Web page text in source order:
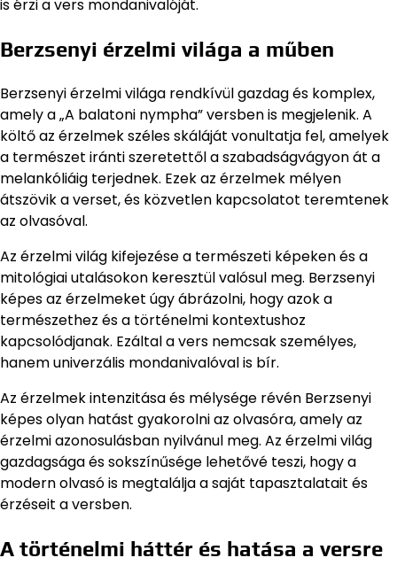
is érzi a vers mondanivalóját.
Berzsenyi érzelmi világa a műben
Berzsenyi érzelmi világa rendkívül gazdag és komplex,
amely a „A balatoni nympha” versben is megjelenik. A
költő az érzelmek széles skáláját vonultatja fel, amelyek
a természet iránti szeretettől a szabadságvágyon át a
melankóliáig terjednek. Ezek az érzelmek mélyen
átszövik a verset, és közvetlen kapcsolatot teremtenek
az olvasóval.
Az érzelmi világ kifejezése a természeti képeken és a
mitológiai utalásokon keresztül valósul meg. Berzsenyi
képes az érzelmeket úgy ábrázolni, hogy azok a
természethez és a történelmi kontextushoz
kapcsolódjanak. Ezáltal a vers nemcsak személyes,
hanem univerzális mondanivalóval is bír.
Az érzelmek intenzitása és mélysége révén Berzsenyi
képes olyan hatást gyakorolni az olvasóra, amely az
érzelmi azonosulásban nyilvánul meg. Az érzelmi világ
gazdagsága és sokszínűsége lehetővé teszi, hogy a
modern olvasó is megtalálja a saját tapasztalatait és
érzéseit a versben.
A történelmi háttér és hatása a versre